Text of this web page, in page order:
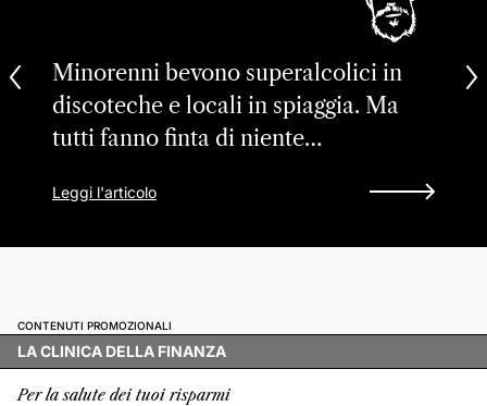
Minorenni bevono superalcolici in
discoteche e locali in spiaggia. Ma
tutti fanno finta di niente…
Leggi l'articolo
CONTENUTI PROMOZIONALI
LA CLINICA DELLA FINANZA
Per la salute dei tuoi risparmi